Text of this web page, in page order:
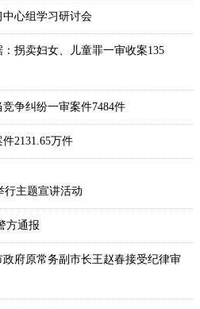
心组学习研讨会
拐卖妇女、儿童罪一审收案135
争纠纷一审案件7484件
2131.65万件
行主题宣讲活动
方通报
府原常务副市长王赵春接受纪律审